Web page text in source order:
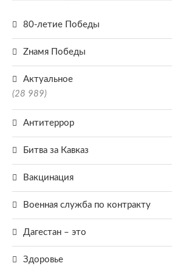
80-летие Победы
Zнамя Победы
Актуальное
(28 989)
Антитеррор
Битва за Кавказ
Вакцинация
Военная служба по контракту
Дагестан – это
Здоровье